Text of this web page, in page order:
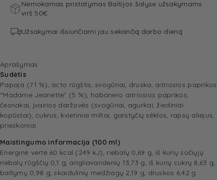
Nemokamas pristatymas Baltijos šalyse užsakymams
virš 50€
Užsakymai išsiunčiami jau sekančią darbo dieną
Aprašymas
Sudėtis
Papaja (71 %), acto rūgštis, svogūnai, druska, aitriosios paprikos
“Madame Jeanette” (5 %), habanero aitriosios paprikos,
česnakai, įvairios daržovės (svogūnai, agurkai, žiediniai
kopūstai), cukrus, kvietiniai miltai, garstyčių sėklos, rapsų aliejus,
prieskoniai.
Maistingumo informacija (100 ml)
Energinė vertė 60 kcal (249 kJ), riebalų 0,69 g, iš kurių sočiųjų
riebalų rūgščių 0,1 g, angliavandenių 13,73 g, iš kurių cukrų 8,63 g,
baltymų 0,98 g, skaidulinių medžiagų 2,19 g, druskos 6,42 g.